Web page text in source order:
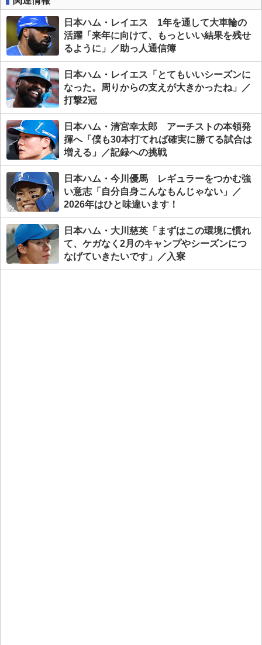
日本ハム・レイエス 1年を通して大車輪の
活躍「来年に向けて、もっといい結果を残せ
るように」／助っ人通信簿
日本ハム・レイエス「とてもいいシーズンに
なった。周りからの支えが大きかったね」／
打撃2冠
日本ハム・清宮幸太郎 アーチストの本領発
揮へ「僕も30本打てれば確実に勝てる試合は
増える」／記録への挑戦
日本ハム・今川優馬 レギュラーをつかむ強
い意志「自分自身こんなもんじゃない」／
2026年はひと味違います！
日本ハム・大川慈英「まずはこの環境に慣れ
て、ケガなく2月のキャンプやシーズンにつ
なげていきたいです」／入寮